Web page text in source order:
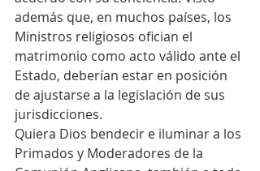
además que, en muchos países, los
Ministros religiosos ofician el
matrimonio como acto válido ante el
Estado, deberían estar en posición
de ajustarse a la legislación de sus
jurisdicciones.
Quiera Dios bendecir e iluminar a los
Primados y Moderadores de la